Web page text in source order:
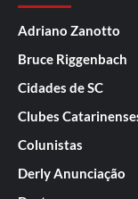
Adriano Zanotto
Bruce Riggenbach
Cidades de SC
Clubes
Colunistas
Derly Anunciação